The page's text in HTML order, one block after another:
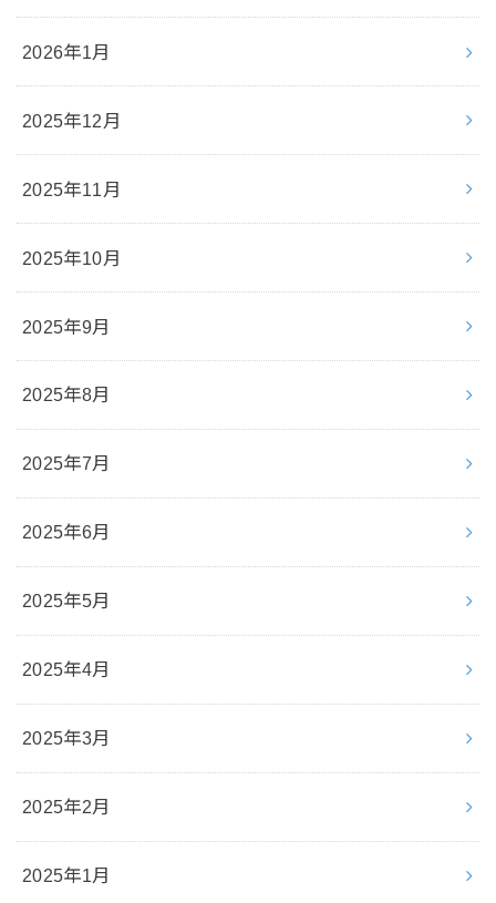
2026年1月
2025年12月
2025年11月
2025年10月
2025年9月
2025年8月
2025年7月
2025年6月
2025年5月
2025年4月
2025年3月
2025年2月
2025年1月